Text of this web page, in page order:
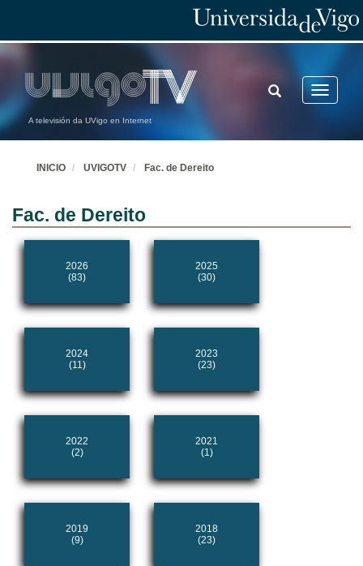
A televisión da UVigo en Internet
Toggle
TOGGLE
SEARCH
INICIO UVIGOTV Fac. de Dereito
Fac. de Dereito
2026
(83)
2025
(30)
2024
(11)
2023
(23)
2022
(2)
2021
(1)
2019
(9)
2018
(23)